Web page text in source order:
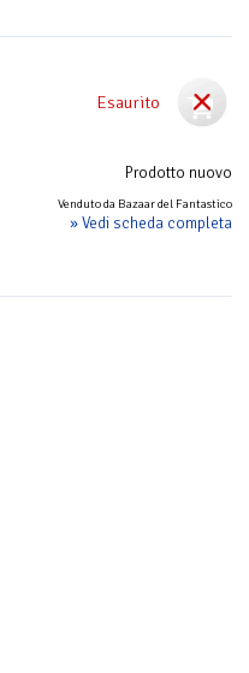
Esaurito
Prodotto nuovo
Venduto da Bazaar del Fantastico
» Vedi scheda completa